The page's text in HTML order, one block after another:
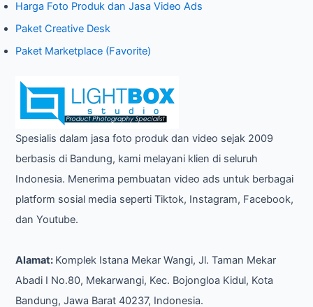
Harga Foto Produk dan Jasa Video Ads
Paket Creative Desk
Paket Marketplace (Favorite)
Spesialis dalam jasa foto produk dan video sejak 2009
berbasis di Bandung, kami melayani klien di seluruh
Indonesia. Menerima pembuatan video ads untuk berbagai
platform sosial media seperti Tiktok, Instagram, Facebook,
dan Youtube.
Alamat: Komplek Istana Mekar Wangi, Jl. Taman Mekar
Abadi I No.80, Mekarwangi, Kec. Bojongloa Kidul, Kota
Bandung, Jawa Barat 40237, Indonesia.